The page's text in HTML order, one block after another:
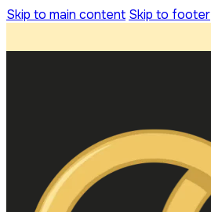
Skip to main content Skip to footer